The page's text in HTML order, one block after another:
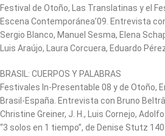
Festival de Otoño, Las Translatinas y el
Escena Contemporánea’09. Entrevista
Sergio Blanco, Manuel Sesma, Elena
Luis Araújo, Laura Corcuera, Eduardo
BRASIL: CUERPOS Y PALABRAS
Festivales In-Presentable 08 y de Otoño,
Brasil-España. Entrevista con Bruno
Christine Greiner, J. H., Luis Cornejo,
“3 solos en 1 tiempo”, de Denise Stutz 140